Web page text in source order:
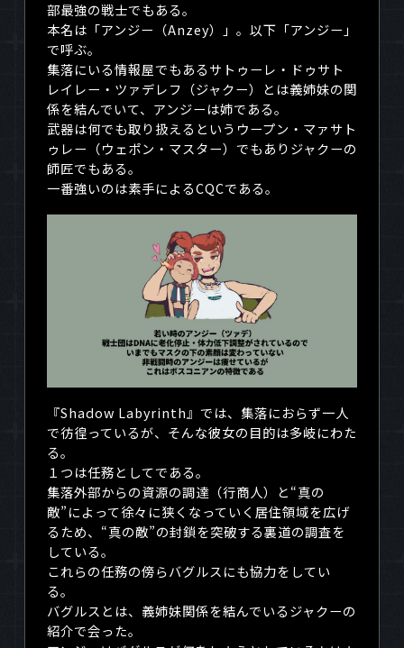
部最強の戦士でもある。
本名は「アンジー（Anzey）」。以下「アンジー」
で呼ぶ。
集落にいる情報屋でもあるサトゥーレ・ドゥサト
レイレー・ツァデレフ（ジャクー）とは義姉妹の関
係を結んでいて、アンジーは姉である。
武器は何でも取り扱えるというウープン・マァサト
ゥレー（ウェポン・マスター）でもありジャクーの
師匠でもある。
一番強いのは素手によるCQCである。
『Shadow Labyrinth』では、集落におらず一人
で彷徨っているが、そんな彼女の目的は多岐にわた
る。
１つは任務としてである。
集落外部からの資源の調達（行商人）と“真の
敵”によって徐々に狭くなっていく居住領域を広げ
るため、“真の敵”の封鎖を突破する裏道の調査を
している。
これらの任務の傍らバグルスにも協力をしてい
る。
バグルスとは、義姉妹関係を結んでいるジャクーの
紹介で会った。